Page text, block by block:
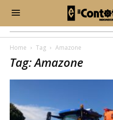
Home Tag Amazone
Tag: Amazone